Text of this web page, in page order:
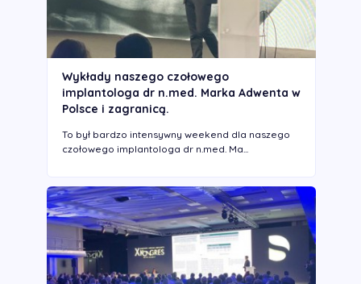
Wykłady naszego czołowego
implantologa dr n.med. Marka Adwenta w
Polsce i zagranicą.
To był bardzo intensywny weekend dla naszego
czołowego implantologa dr n.med. Ma...